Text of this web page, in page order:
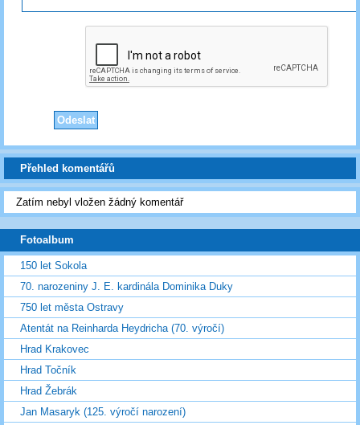
Přehled komentářů
Zatím nebyl vložen žádný komentář
Fotoalbum
150 let Sokola
70. narozeniny J. E. kardinála Dominika Duky
750 let města Ostravy
Atentát na Reinharda Heydricha (70. výročí)
Hrad Krakovec
Hrad Točník
Hrad Žebrák
Jan Masaryk (125. výročí narození)